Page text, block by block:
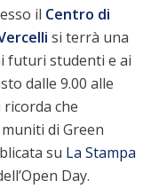
il Centro di
si terrà una
futuri studenti e ai
dalle 9.00 alle
ricorda che
di Green
su La Stampa
Day.